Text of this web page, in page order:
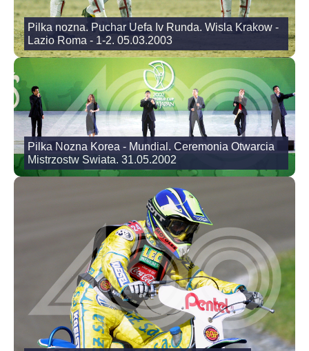
Pilka nozna. Puchar Uefa Iv Runda. Wisla Krakow -
Lazio Roma - 1-2. 05.03.2003
Pilka Nozna Korea - Mundial. Ceremonia Otwarcia
Mistrzostw Swiata. 31.05.2002